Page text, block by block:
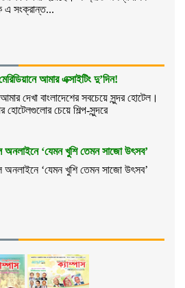
এ সংক্রান্ত...
আমার এক্সাইটিং দু’দিন!
দেখা বাংলাদেশের সবচেয়ে সুন্দর হোটেল।
হোটেলগুলোর চেয়ে শিল্প-সুন্দরে
‘যেমন খুশি তেমন সাজো উৎসব’
‘যেমন খুশি তেমন সাজো উৎসব’